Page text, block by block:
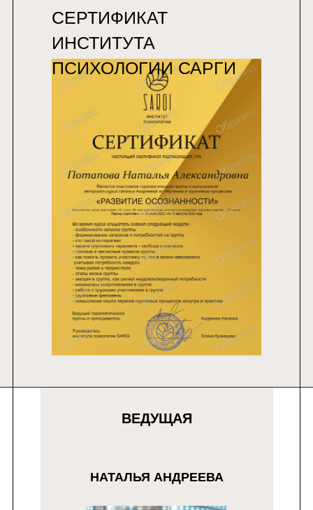
СЕРТИФИКАТ
ИНСТИТУТА
ПСИХОЛОГИИ САРГИ
ВЕДУЩАЯ
НАТАЛЬЯ АНДРЕЕВА